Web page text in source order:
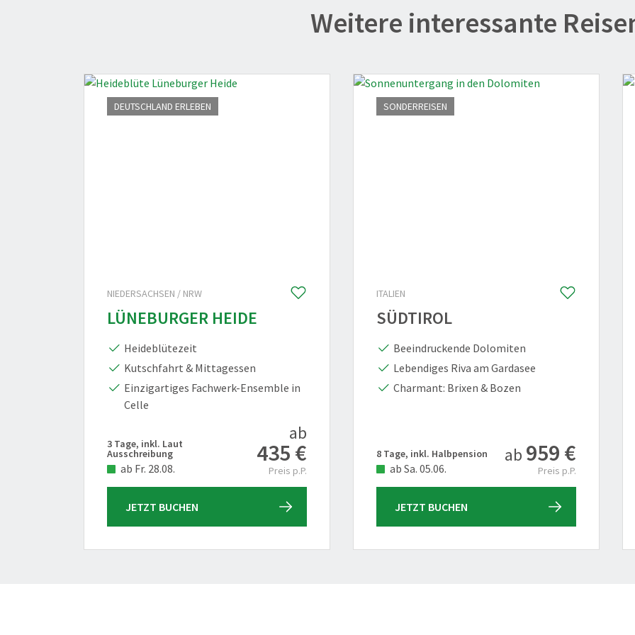
3
Weitere interessante
DEUTSCHLAND ERLEBEN
NIEDERSACHSEN / NRW
LÜNEBURGER HEIDE
Heideblütezeit
Kutschfahrt & Mittagessen
Einzigartiges Fachwerk-Ensemble in
Celle
3 Tage, inkl. Laut
Ausschreibung
ab Fr. 28.08.
ab
435 €
Preis p.P.
JETZT BUCHEN
SONDERREISEN
ITALIEN
SÜDTIROL
Beeindruckende Dolomiten
Lebendiges Riva am Gardasee
Charmant: Brixen & Bozen
8 Tage, inkl. Halbpension
ab Sa. 05.06.
ab 959 €
Preis p.P.
JETZT BUCHEN